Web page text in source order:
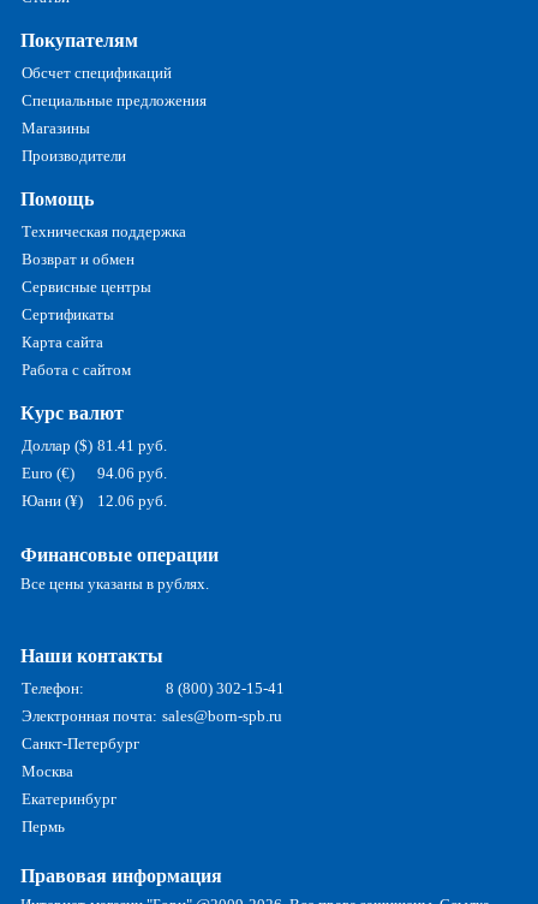
Покупателям
Обсчет спецификаций
Специальные предложения
Магазины
Производители
Помощь
Техническая поддержка
Возврат и обмен
Сервисные центры
Сертификаты
Карта сайта
Работа с сайтом
Курс валют
Доллар ($) 81.41 руб.
Euro (€)
94.06 руб.
Юани (¥)
12.06 руб.
Финансовые операции
Все цены указаны в рублях.
Наши контакты
Телефон:
8 (800) 302-15-41
Электронная почта: sales@born-spb.ru
Санкт-Петербург
Москва
Екатеринбург
Пермь
Правовая информация